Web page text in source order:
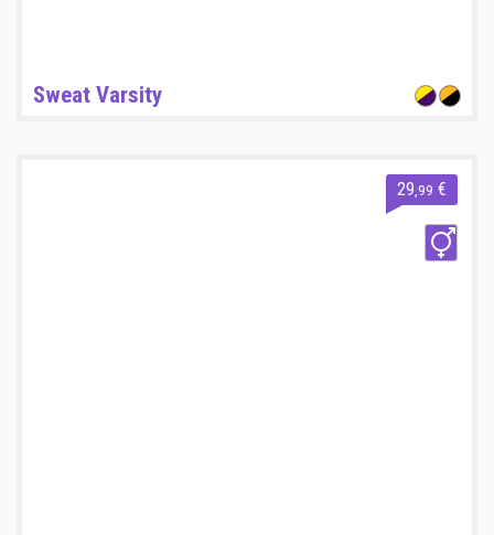
Sweat Varsity
29,99 €